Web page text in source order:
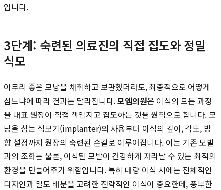
입니다.
3단계: 숙련된 의료진의 직접 집도와 정밀
식모
아무리 좋은 모낭을 채취하고 보관했더라도, 최종적으로 어떻게
심느냐에 따라 결과는 달라집니다.모엠의원은 이식의 모든 과정
을 대표 원장이 직접 책임지고 집도하는 것을 원칙으로 합니다. 모
낭을 심는 식모기(implanter)의 사용부터 이식의 깊이, 각도, 방
향 설정까지 원장의 숙련된 손길로 이루어집니다. 이는 기존 모발
과의 조화는 물론, 이식된 모발이 건강하게 자라날 수 있는 최적의
환경을 만들어주기 위함입니다. 특히 대량 이식 시에는 전체적인
디자인과 밀도 배분을 고려한 전략적인 이식이 중요한데, 풍부한